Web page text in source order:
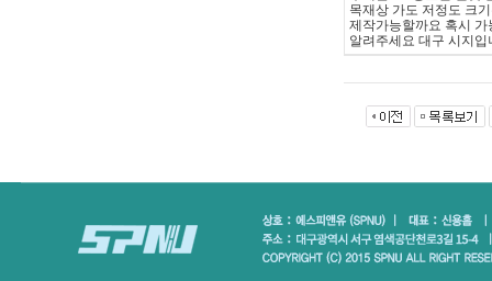
목재상 가도 저정도 크
제작가능할까요 혹시
알려주세요 대구 시지입